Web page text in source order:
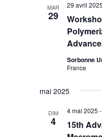
MAR
29
29 avril
Sorbonne
France
mai 2025
DIM
4
15th
4 mai 2025